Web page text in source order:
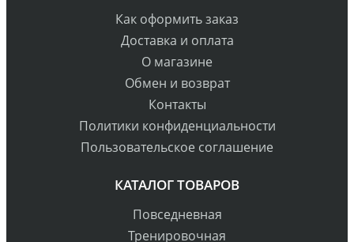
Как оформить заказ
Доставка и оплата
О магазине
Обмен и возврат
Контакты
Политики конфиденциальности
Пользовательское соглашение
КАТАЛОГ ТОВАРОВ
Повседневная
Тренировочная